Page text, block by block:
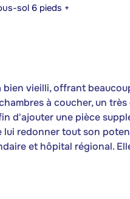
sol 6 pieds +
vieilli, offrant
à coucher, un
d'ajouter une pièce
redonner tout son
et hôpital régional.